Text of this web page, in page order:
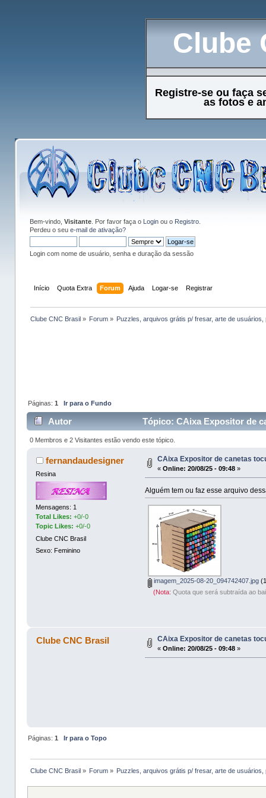
Clube
Registre-se ou faça
as fotos e
Bem-vindo, Visitante. Por favor faça o Loginou o Registro.
Perdeu o seu e-mail de ativação?
Login com nome de usuário, senha e duração da sessão
Início Quota Extra Forum Ajuda Logar-se Registrar
Clube CNC Brasil» Forum » Puzzles, arquivos grátis p/ fresar, arte de usuários,
Páginas: 1 Ir para o Fundo
Autor Tópico: CAixa Expositor de
0 Membros e 2 Visitantes estão vendo este tópico.
fernandaudesigner
Resina
Mensagens: 1
Total Likes:+0/-0
Topic Likes: +0/-0
Clube CNC Brasil
Sexo: Feminino
CAixa Expositor de canetas
«Online: 20/08/25 - 09:48 »
Alguém tem ou faz esse arquivo
imagem_2025-08-20_094742407.jpg
(Nota: Quota que será subtraída ao
Clube CNC Brasil CAixa Expositor de canetas
«Online: 20/08/25 - 09:48 »
Páginas: 1 Ir para o Topo
Clube CNC Brasil» Forum » Puzzles, arquivos grátis p/ fresar, arte de usuários,